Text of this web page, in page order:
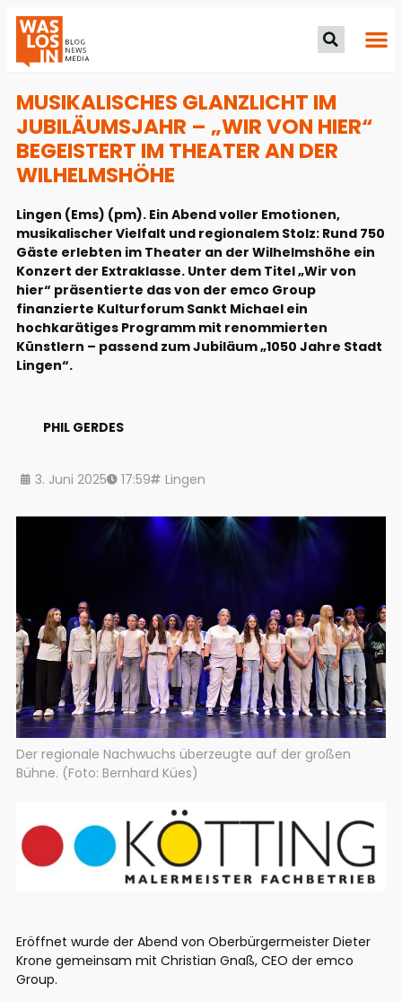
MUSIKALISCHES GLANZLICHT IM
JUBILÄUMSJAHR – „WIR VON HIER“
BEGEISTERT IM THEATER AN DER
WILHELMSHÖHE
Lingen (Ems) (pm). Ein Abend voller Emotionen,
musikalischer Vielfalt und regionalem Stolz: Rund 750
Gäste erlebten im Theater an der Wilhelmshöhe ein
Konzert der Extraklasse. Unter dem Titel „Wir von
hier“ präsentierte das von der emco Group
finanzierte Kulturforum Sankt Michael ein
hochkarätiges Programm mit renommierten
Künstlern – passend zum Jubiläum „1050 Jahre Stadt
Lingen“.
PHIL GERDES
3. Juni 2025 17:59 Lingen
Der regionale Nachwuchs überzeugte auf der großen
Bühne. (Foto: Bernhard Kües)
Eröffnet wurde der Abend von Oberbürgermeister Dieter
Krone gemeinsam mit Christian Gnaß, CEO der emco
Group.